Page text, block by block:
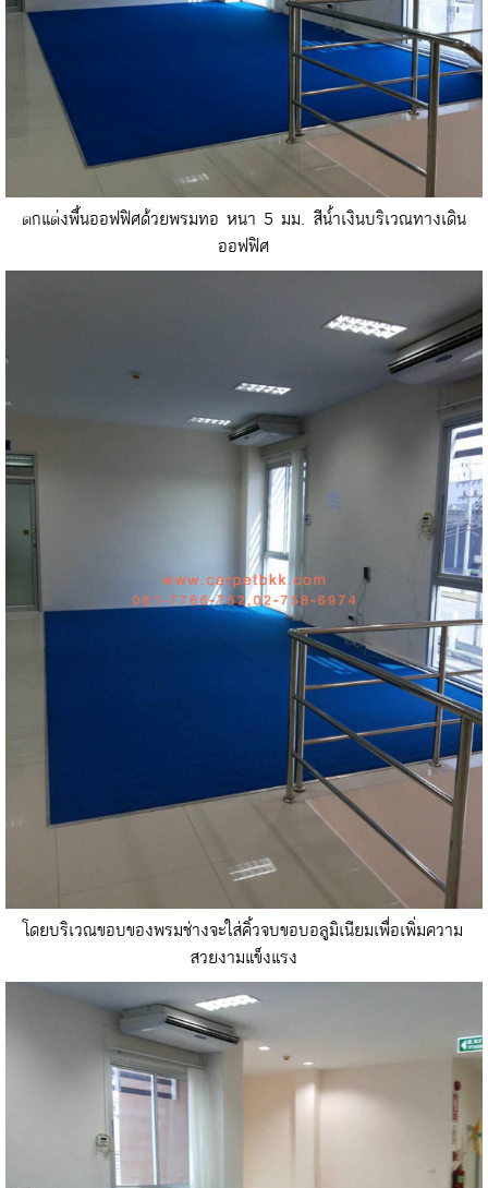
ตกแต่งพื้นออฟฟิศด้วยพรมทอ หนา 5 มม. สีน้ำเงินบริเวณทางเดิน
ออฟฟิศ
โดยบริเวณขอบของพรมช่างจะใส่คิ้วจบขอบอลูมิเนียมเพื่อเพิ่มความ
สวยงามแข็งแรง